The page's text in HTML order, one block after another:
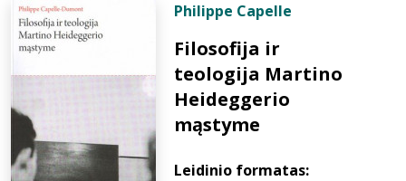
Philippe Capelle
Filosofija ir
teologija Martino
Heideggerio
mąstyme
Leidinio formatas: